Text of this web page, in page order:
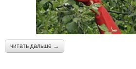
читать дальше →